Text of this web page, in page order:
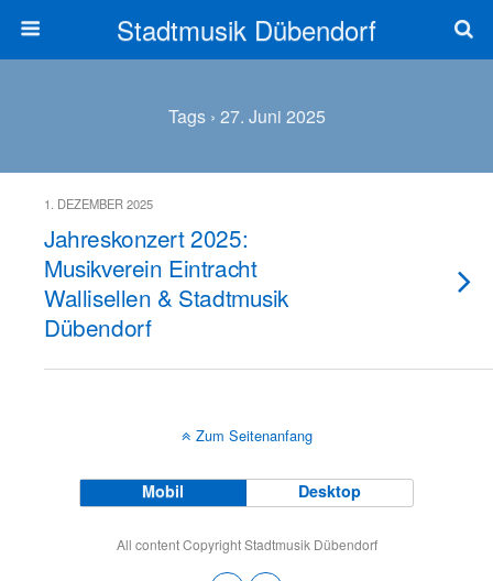
Stadtmusik Dübendorf
Tags › 27. Juni 2025
1. DEZEMBER 2025
Jahreskonzert 2025:
Musikverein Eintracht
Wallisellen & Stadtmusik
Dübendorf
Zum Seitenanfang
Mobil Desktop
All content Copyright Stadtmusik Dübendorf